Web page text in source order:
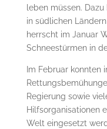
leben müssen.
in südlichen
herrscht im Januar
Schneestürmen in
Im Februar konnten
Regierung sowie
Hilfsorganisationen
Welt eingesetzt